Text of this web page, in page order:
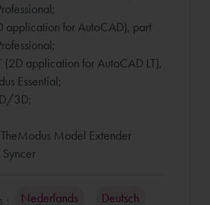
application for AutoCAD), part
(2D application for AutoCAD LT),
Essential;
3D;
Model Extender
: Nederlands Deutsch